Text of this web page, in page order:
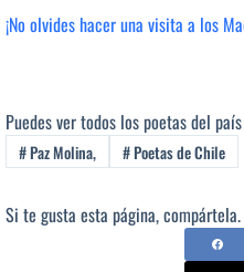
¡No olvides hacer una visita a los
Puedes ver todos los poetas del
#Paz Molina, #Poetas de Chile
Si te gusta esta página,